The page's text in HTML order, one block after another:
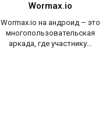
Wormax.io
Wormax.io на андроид – это
многопользовательская
аркада, где участнику...